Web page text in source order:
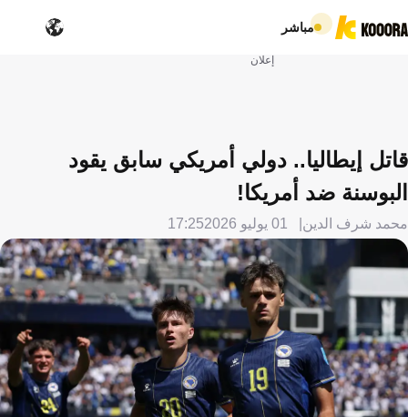
مباشر
إعلان
قاتل إيطاليا.. دولي أمريكي سابق يقود
البوسنة ضد أمريكا!
محمد شرف الدين 01 يوليو 2026 17:25